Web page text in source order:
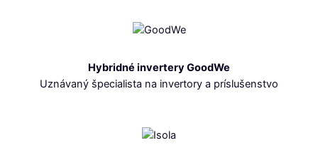
Hybridné invertery GoodWe
Uznávaný špecialista na invertory a príslušenstvo